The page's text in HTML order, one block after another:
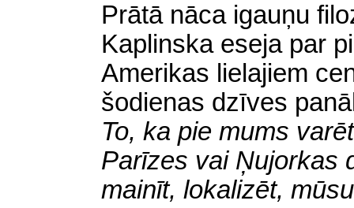
Prātā nāca igauņu
Kaplinska eseja par
Amerikas lielajiem
šodienas dzīves
To, ka pie mums
Parīzes vai Ņujorkas
mainīt, lokalizēt,